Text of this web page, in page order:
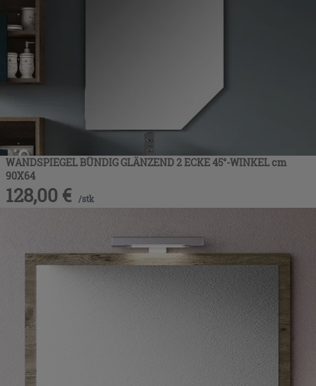
WANDSPIEGEL BÜNDIG GLÄNZEND 2 ECKE 45°-WINKEL cm
90X64
128,00 € /stk